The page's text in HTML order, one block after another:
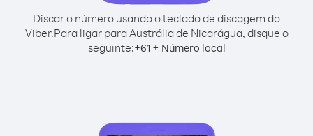
Discar o número usando o teclado de discagem do
Viber.Para ligar para Austrália de Nicarágua, disque o
seguinte:+61+ Número local